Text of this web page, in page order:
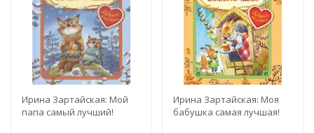
Ирина Зартайская: Мой
папа самый лучший!
Ирина Зартайская: Моя
бабушка самая лучшая!